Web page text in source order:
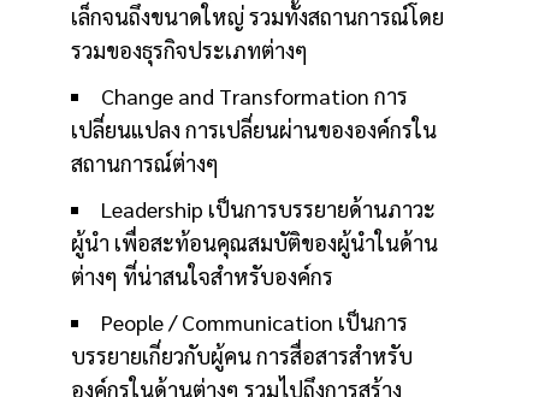
เล็กจนถึงขนาดใหญ่ รวมทั้งสถานการณ์โดย
รวมของธุรกิจประเภทต่างๆ
Change and Transformation การ
เปลี่ยนแปลง การเปลี่ยนผ่านขององค์กรใน
สถานการณ์ต่างๆ
Leadership เป็นการบรรยายด้านภาวะ
ผู้นำ เพื่อสะท้อนคุณสมบัติของผู้นำในด้าน
ต่างๆ ที่น่าสนใจสำหรับองค์กร
People / Communication เป็นการ
บรรยายเกี่ยวกับผู้คน การสื่อสารสำหรับ
องค์กรในด้านต่างๆ รวมไปถึงการสร้าง